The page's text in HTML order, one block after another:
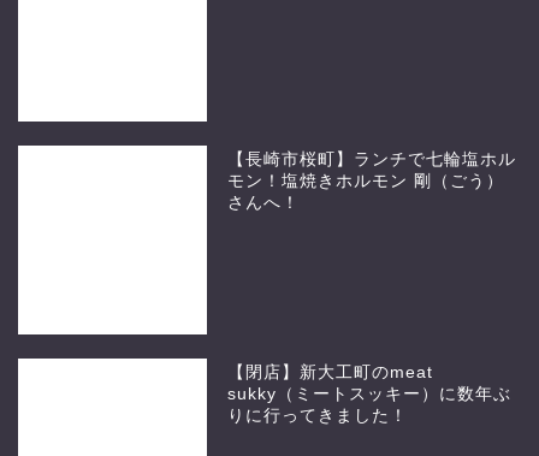
【長崎市桜町】ランチで七輪塩ホル
モン！塩焼きホルモン 剛（ごう）
さんへ！
【閉店】新大工町のmeat
sukky（ミートスッキー）に数年ぶ
りに行ってきました！